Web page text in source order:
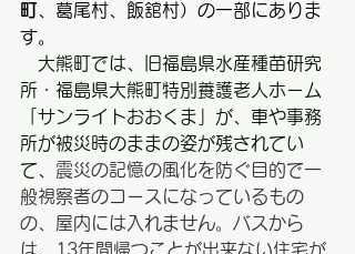
町 、葛尾村、飯舘村）の一部にありま
す。
大熊町では、旧福島県水産種苗研究
所・福島県大熊町特別養護老人ホーム
「サンライトおおくま」が、車や事務
所が被災時のままの姿が残されてい
て、 震災の記憶の風化を防ぐ目的で一
般視察者のコースになっているもの
の、屋内には入れません。バスから
は、13年間帰つことが出来ない住宅が